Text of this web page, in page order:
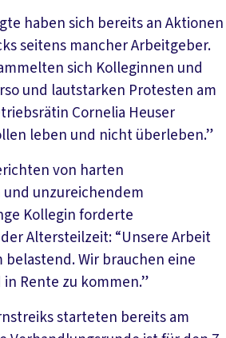
haben sich bereits an Aktionen
seitens mancher Arbeitgeber.
sich Kolleginnen und
und lautstarken Protesten am
Cornelia Heuser
leben und nicht überleben.”
von harten
unzureichendem
Kollegin forderte
Altersteilzeit: “Unsere Arbeit
Wir brauchen eine
Rente zu kommen.”
starteten bereits am